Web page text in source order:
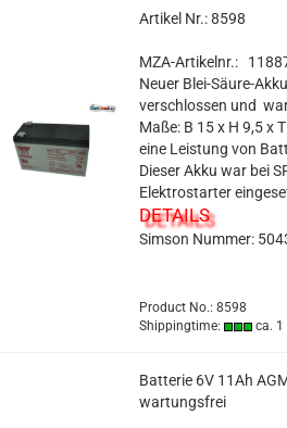
Artikel Nr.: 8598
MZA-Artikelnr.:
Neuer Blei-Säure-
verschlossen und
Maße: B 15 x H 9,5 x
eine Leistung von
Dieser Akku war bei
Elektrostarter
DETAILS
Simson Nummer:
Product No.: 8598
Shippingtime:
ca. 1
Batterie 6V 11Ah
wartungsfrei